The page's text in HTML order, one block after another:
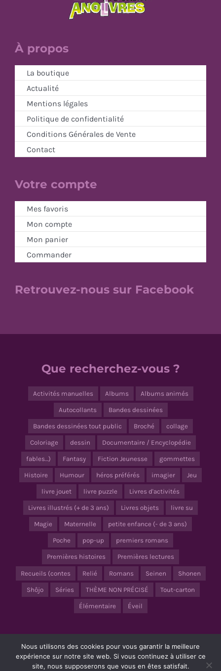
À propos
La boutique
Actualité
Mentions légales
Politique de confidentialité
Conditions Générales de Vente
Contact
Votre compte
Mes favoris
Mon compte
Mon panier
Commander
Retrouvez-nous sur Facebook
Que recherchez-vous ?
Activités manuelles Albums Albums animés
Autocollants Bandes dessinées
Bandes dessinées tout public Broché collage
Coloriage dessin Documentaire / Encyclopédie
fables…) Fantasy Fiction Jeunesse gommettes
Histoire Humour héros préférés imagier Jeu
livre jouet livre puzzle Livres d'activités
Livres illustrés (+ de 3 ans) Livres objets livre su
Magie Maternelle petite enfance (- de 3 ans)
Poche pop-up premiers romans
Premières histoires Premières lectures
Recueils (contes Relié Romans Seinen Shonen
Shôjo Séries THÈME NON PRÉCISÉ Tout-carton
Élémentaire Éveil
Mentions Légales – Tous droits réservés |
Nous utilisons des cookies pour vous garantir la meilleure
expérience sur notre site web. Si vous continuez à utiliser ce
site, nous supposerons que vous en êtes satisfait.